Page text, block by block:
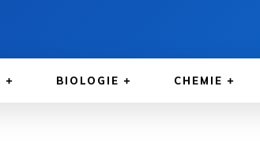
BIOLOGIE CHEMIE